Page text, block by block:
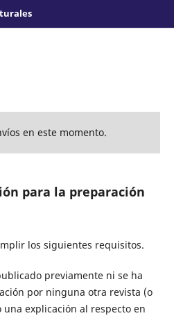
en este momento.
para la preparación
los siguientes requisitos.
previamente ni se ha
por ninguna otra revista (o
explicación al respecto en